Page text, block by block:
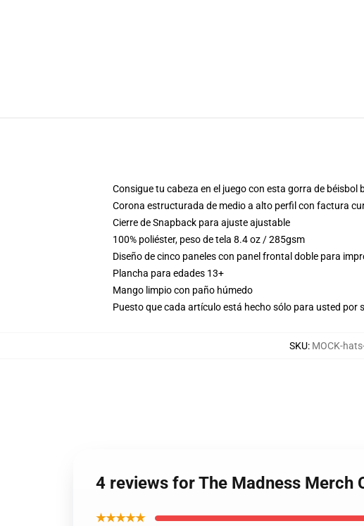
Consigue tu cabeza en el juego con esta gorra de béisbol
Corona estructurada de medio a alto perfil con factura
Cierre de Snapback para ajuste ajustable
100% poliéster, peso de tela 8.4 oz / 285gsm
Diseño de cinco paneles con panel frontal doble para
Plancha para edades 13+
Mango limpio con paño húmedo
Puesto que cada artículo está hecho sólo para usted por
SKU: MOCK-
4 reviews for The Madness Merch
★★★★★